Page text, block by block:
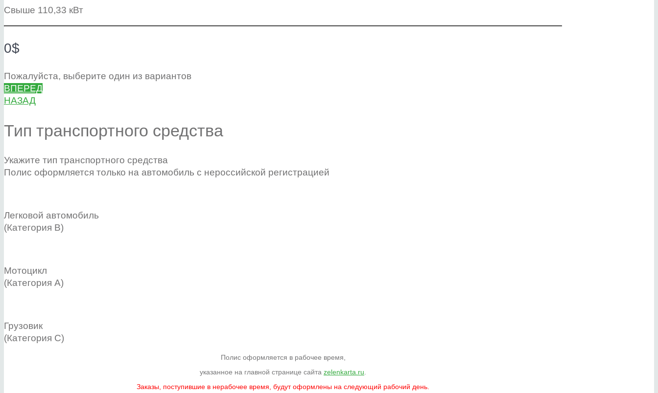
Свыше 110,33 кВт
0$
Пожалуйста, выберите один из вариантов
ВПЕРЕД
НАЗАД
Тип транспортного средства
Укажите тип транспортного средства
Полис оформляется только на автомобиль с нероссийской регистрацией
Легковой автомобиль
(Категория B)
Мотоцикл
(Категория А)
Грузовик
(Категория C)
Полис оформляется в рабочее время,
указанное на главной странице сайта zelenkarta.ru
Заказы, поступившие в нерабочее время, будут оформлены на следующий рабочий день.